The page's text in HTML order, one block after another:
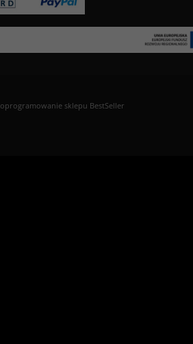
oprogramowanie sklepu BestSeller